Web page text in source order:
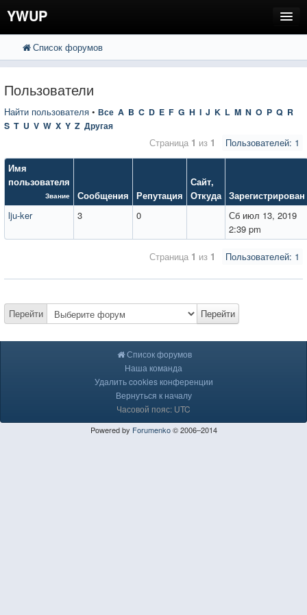
YWUP
FAQ
Вход
Список форумов
Пользователи
Найти пользователя • Все A B C D E F G H I J K L M N O P Q R
S T U V W X Y Z Другая
Пользователей: 1
Страница 1 из 1
Имя
пользователя
Звание Сообщения Репутация
Сайт,
Откуда Зарегистрирован
lju-ker
3 0
Сб июл 13, 2019
2:39 pm
Пользователей: 1
Страница 1 из 1
Перейти Перейти
Список форумов
Наша команда
Удалить cookies конференции
Вернуться к началу
Часовой пояс: UTC
Powered by Forumenko© 2006–2014